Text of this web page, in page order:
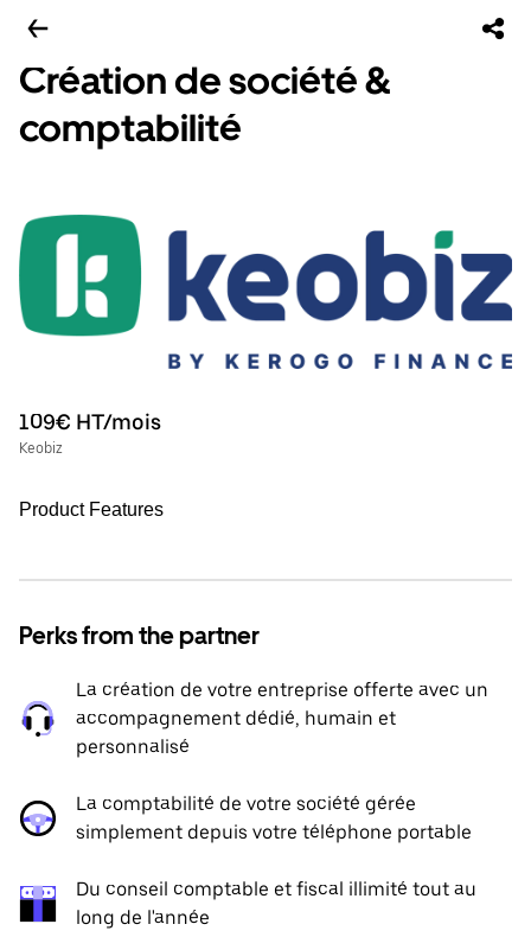
Création de société &
comptabilité
109€ HT/mois
Keobiz
Product Features
Perks from the partner
La création de votre entreprise offerte avec un
accompagnement dédié, humain et
personnalisé
La comptabilité de votre société gérée
simplement depuis votre téléphone portable
Du conseil comptable et fiscal illimité tout au
long de l'année